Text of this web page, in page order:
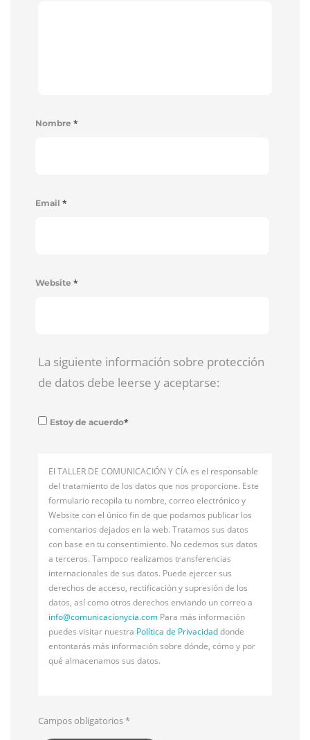
Nombre *
Email *
Website *
La siguiente información sobre protección
de datos debe leerse y aceptarse:
Estoy de acuerdo*
El TALLER DE COMUNICACIÓN Y CÍA es el responsable
del tratamiento de los datos que nos proporcione. Este
formulario recopila tu nombre, correo electrónico y
Website con el único fin de que podamos publicar los
comentarios dejados en la web. Tratamos sus datos
con base en tu consentimiento. No cedemos sus datos
a terceros. Tampoco realizamos transferencias
internacionales de sus datos. Puede ejercer sus
derechos de acceso, rectificación y supresión de los
datos, así como otros derechos enviando un correo a
info@comunicacionycia.com Para más información
puedes visitar nuestra Política de Privacidaddonde
entontarás más información sobre dónde, cómo y por
qué almacenamos sus datos.
Campos obligatorios*